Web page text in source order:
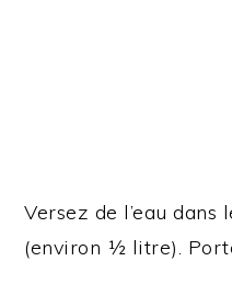
Versez de l’eau dans
(environ ½ litre).